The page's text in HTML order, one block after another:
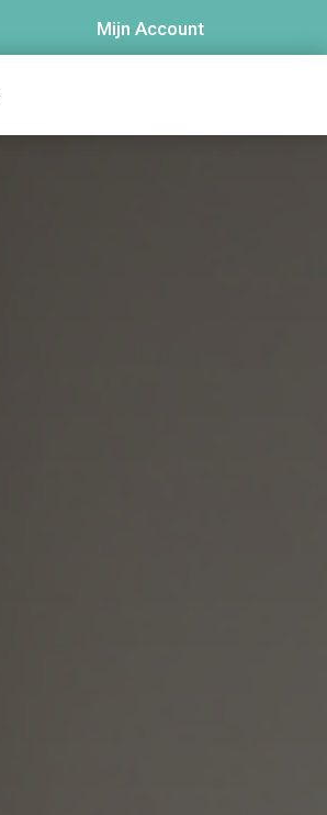
Mijn Account